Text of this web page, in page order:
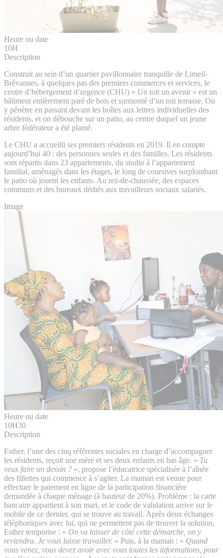
Heure ou date
10H
Description
Construit au sein d’un quartier pavillonnaire tranquille de Limeil-
Brévannes, à quelques pas des premiers commerces et services, le
centre d’hébergement d’urgence (CHU) « Un toit un avenir » est un
bâtiment entièrement paré de bois et surmonté d’un toit terrasse. On
y pénètre en passant devant les boîtes aux lettres individuelles des
résidents, et on débouche sur un patio, au centre duquel un jeune
arbre fédérateur a été planté.
Le CHU a accueilli ses premiers résidents en 2019. Il en compte
aujourd’hui 40 : des personnes seules et des familles. Les résidents
sont répartis dans 23 appartements, du studio à l’appartement
familial, aménagés dans les étages, le long de coursives surplombant
le patio où jouent les enfants. Au rez-de-chaussée, des espaces
communs et des bureaux dédiés aux travailleurs sociaux salariés.
Image
Heure ou date
10H30
Description
Esther, l’une des cinq référentes sociales en charge d’accompagner
les résidents, reçoit une mère et ses deux enfants en bas âge. « Tu
veux faire un dessin ? », propose l’éducatrice spécialisée à l’aînée
des fillettes qui commence à s’agiter. La maman est venue pour
effectuer le paiement en ligne de la participation financière
demandée à chaque ménage (à hauteur de 20%). Problème : la carte
bancaire appartient à son mari, et le code de validation arrive sur le
mobile de ce dernier, qui se trouve au travail. Après deux échanges
téléphoniques avec lui, qui ne permettent pas de trouver la solution,
Esther temporise : « On va laisser de côté cette démarche, on y
reviendra. Je vous laisse travailler. » Puis, à la maman : « Quand
vous venez, vous devez avoir avec vous toutes les informations, pour